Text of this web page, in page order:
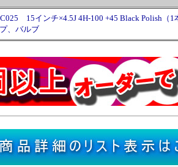
15インチ×4.5J 4H-100 +45 Black Polish（1
、バルブ